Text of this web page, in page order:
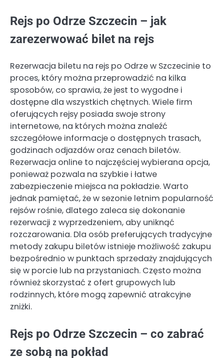
Rejs po Odrze Szczecin – jak
zarezerwować bilet na rejs
Rezerwacja biletu na rejs po Odrze w Szczecinie to
proces, który można przeprowadzić na kilka
sposobów, co sprawia, że jest to wygodne i
dostępne dla wszystkich chętnych. Wiele firm
oferujących rejsy posiada swoje strony
internetowe, na których można znaleźć
szczegółowe informacje o dostępnych trasach,
godzinach odjazdów oraz cenach biletów.
Rezerwacja online to najczęściej wybierana opcja,
ponieważ pozwala na szybkie i łatwe
zabezpieczenie miejsca na pokładzie. Warto
jednak pamiętać, że w sezonie letnim popularność
rejsów rośnie, dlatego zaleca się dokonanie
rezerwacji z wyprzedzeniem, aby uniknąć
rozczarowania. Dla osób preferujących tradycyjne
metody zakupu biletów istnieje możliwość zakupu
bezpośrednio w punktach sprzedaży znajdujących
się w porcie lub na przystaniach. Często można
również skorzystać z ofert grupowych lub
rodzinnych, które mogą zapewnić atrakcyjne
zniżki.
Rejs po Odrze Szczecin – co zabrać
ze sobą na pokład